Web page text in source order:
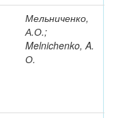
Мельниченко,
А.О.;
Melnichenko, A.
О.